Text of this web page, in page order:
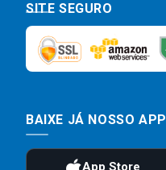
SITE SEGURO
BAIXE JÁ NOSSO APP